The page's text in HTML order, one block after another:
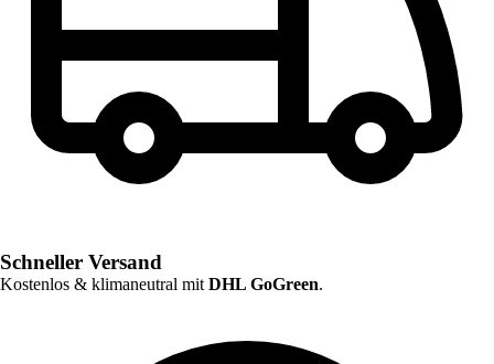
Schneller Versand
Kostenlos & klimaneutral mit DHL GoGreen.